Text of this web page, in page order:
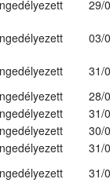
29/
03/
31/
28/
31/
30/
31/
31/